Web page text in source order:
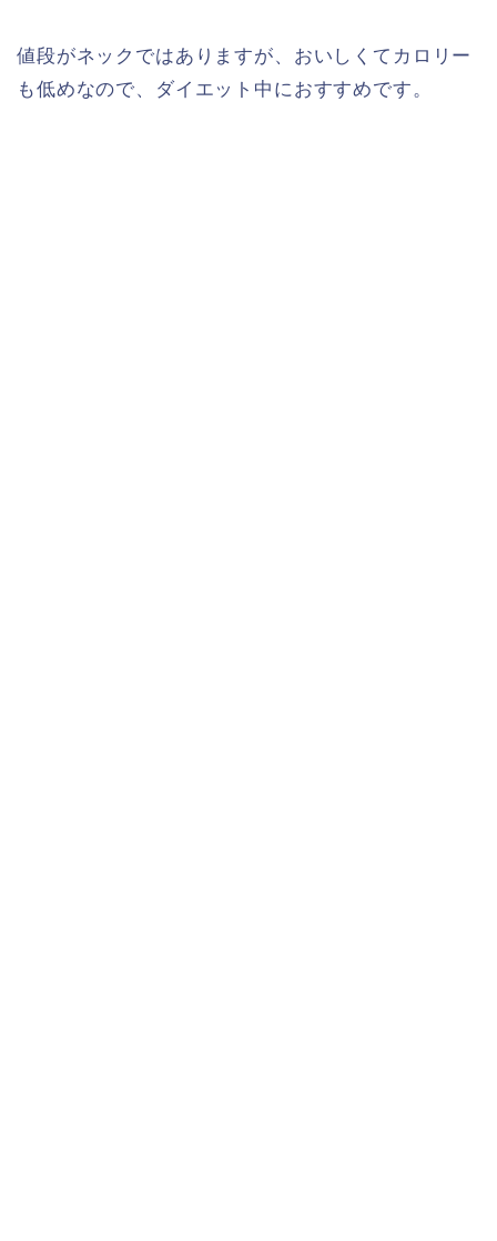
値段がネックではありますが、おいしくてカロリー
も低めなので、ダイエット中におすすめです。